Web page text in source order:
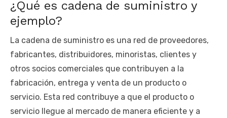
¿Qué es cadena de suministro y
ejemplo?
La cadena de suministro es una red de proveedores,
fabricantes, distribuidores, minoristas, clientes y
otros socios comerciales que contribuyen a la
fabricación, entrega y venta de un producto o
servicio. Esta red contribuye a que el producto o
servicio llegue al mercado de manera eficiente y a